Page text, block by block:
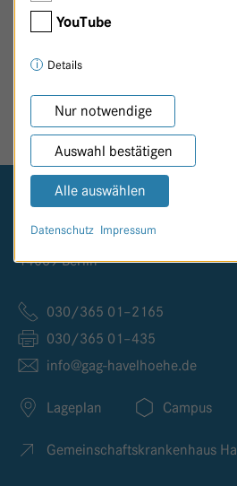
Logo GKH Havelhöhe
Kladower Damm 221
14089 Berlin
030/365 01–2165
030/365 01–435
info@gag-havelhoehe.de
Lageplan Campus
Gemeinschaftskrankenhaus
YouTube
Details
Nur notwendige
Auswahl bestätigen
Alle auswählen
Datenschutz Impressum